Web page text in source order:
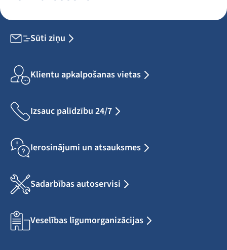
Sūti ziņu
Klientu apkalpošanas vietas
Izsauc palīdzību 24/7
Ierosinājumi un atsauksmes
Sadarbības autoservisi
Veselības līgumorganizācijas